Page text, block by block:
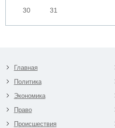
30
31
Главная
Политика
Экономика
Право
Происшествия